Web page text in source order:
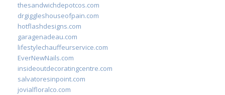
thesandwichdepotcos.com
drgiggleshouseofpain.com
hotflashdesigns.com
garagenadeau.com
lifestylechauffeurservice.com
EverNewNails.com
insideoutdecoratingcentre.com
salvatoresinpoint.com
jovialfloralco.com